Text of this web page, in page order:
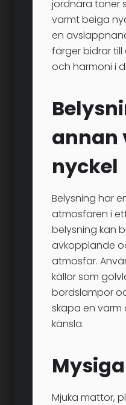
jordnära toner
varmt beiga
en
färger bidrar till
och harmoni i
annan
nyckel
Belysning har
atmosfären i
belysning kan
avkopplande
atmosfär.
källor som
bordslampor
skapa en
känsla.
Mjuka mattor,